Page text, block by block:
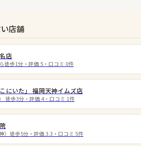
店舗
店
徒歩1分 ・評価 5 ・口コミ 0件
にいた」 福岡天神イムズ店
徒歩3分 ・評価 4 ・口コミ 1件
）徒歩5分 ・評価 3.3 ・口コミ 5件